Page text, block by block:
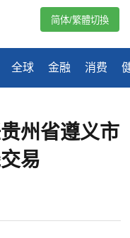
全球 金融 消费
简体/繁體切換
州省遵义市
易